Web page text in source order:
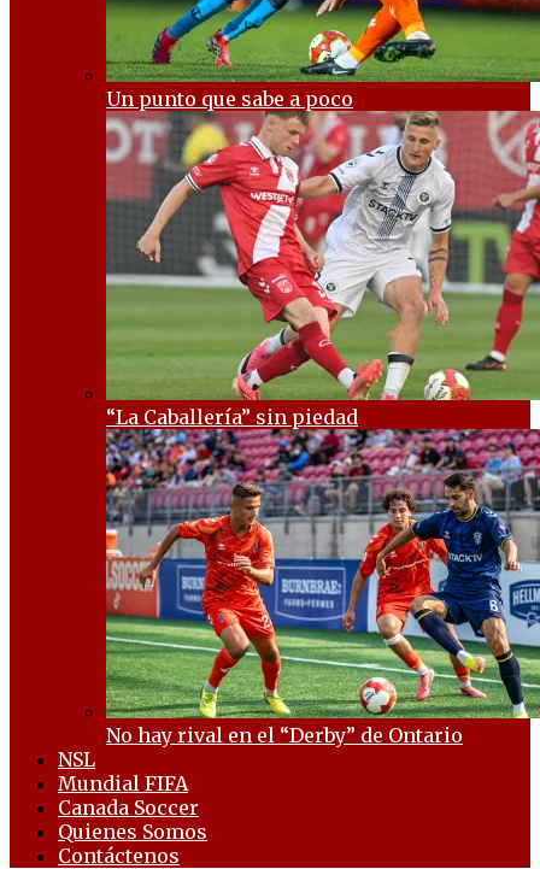
Un punto que sabe a poco
“La Caballería” sin piedad
No hay rival en el “Derby” de Ontario
NSL
Mundial FIFA
Canada Soccer
Quienes Somos
Contáctenos